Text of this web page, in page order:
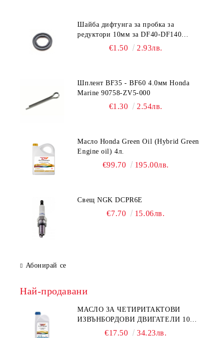
Шайба дифтунга за пробка за
редуктори 10мм за DF40-DF140
Suzuki 09168-10022
€1.50 2.93лв.
Шплент BF35 - BF60 4.0мм Honda
Marine 90758-ZV5-000
€1.30 2.54лв.
Масло Honda Green Oil (Hybrid Green
Engine oil) 4л.
€99.70 195.00лв.
Свещ NGK DCPR6E
€7.70 15.06лв.
Абонирай се
Най-продавани
МАСЛО ЗА ЧЕТИРИТАКТОВИ
ИЗВЪНБОРДОВИ ДВИГАТЕЛИ 10W-
30 HONDA MARINE 08221-999-
€17.50 34.23лв.